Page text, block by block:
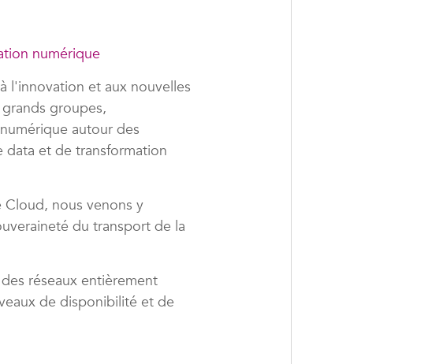
numérique
l'innovation et aux nouvelles
groupes,
autour des
data et de transformation
Cloud, nous venons y
du transport de la
réseaux entièrement
de disponibilité et de